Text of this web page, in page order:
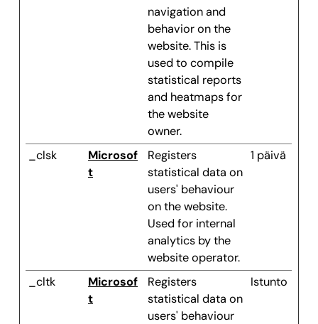
navigation and
behavior on the
website. This is
used to compile
statistical reports
and heatmaps for
the website
owner.
_clsk
Microsof
t
Registers
statistical data on
users' behaviour
on the website.
Used for internal
analytics by the
website operator.
1 päivä
_cltk
Microsof
t
Registers
statistical data on
users' behaviour
Istunto